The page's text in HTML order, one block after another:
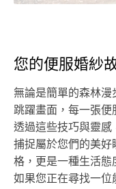
您的便服婚紗
無論是簡單的森林漫
跳躍畫面，每一張便
透過這些技巧與靈感
捕捉屬於您們的美好
格，更是一種生活態
如果您正在尋找一位